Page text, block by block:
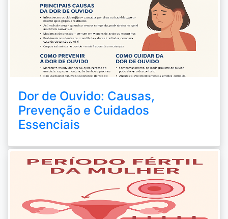
Dor de Ouvido: Causas,
Prevenção e Cuidados
Essenciais